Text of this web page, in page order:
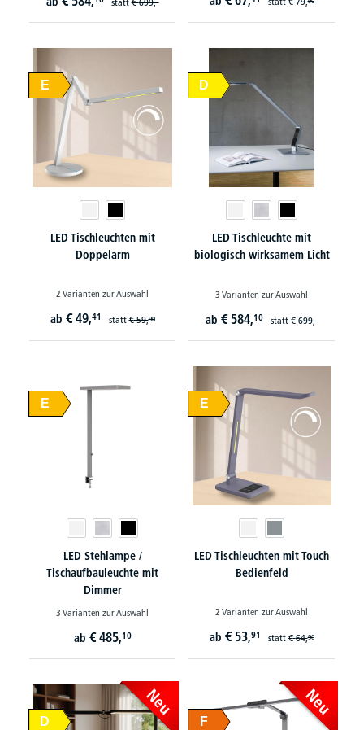
E
LED Tischleuchten mit
Doppelarm
2 Varianten zur Auswahl
ab € 49,41 statt€ 59,90
D
LED Tischleuchte mit
biologisch wirksamem Licht
3 Varianten zur Auswahl
ab € 584,10 statt€ 699,-
E
LED Stehlampe /
Tischaufbauleuchte mit
Dimmer
3 Varianten zur Auswahl
ab € 485,10
E
LED Tischleuchten mit Touch
Bedienfeld
2 Varianten zur Auswahl
ab € 53,91 statt€ 64,90
D
Neu
F
Neu